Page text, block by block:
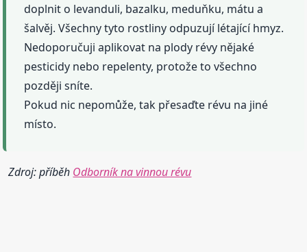
doplnit o levanduli, bazalku, meduňku, mátu a
šalvěj. Všechny tyto rostliny odpuzují létající hmyz.
Nedoporučuji aplikovat na plody révy nějaké
pesticidy nebo repelenty, protože to všechno
později sníte.
Pokud nic nepomůže, tak přesaďte révu na jiné
místo.
Zdroj: příběh Odborník na vinnou révu